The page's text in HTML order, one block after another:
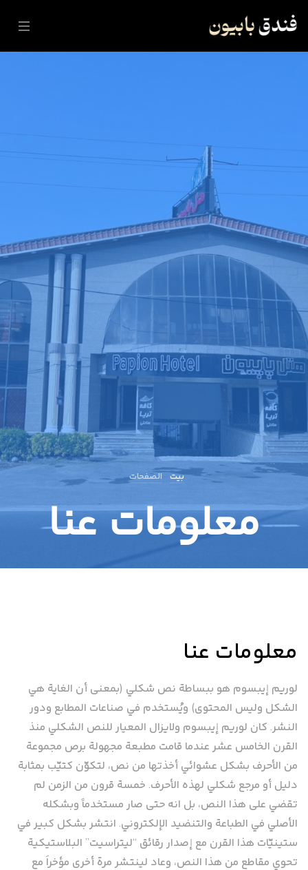
بيت الصفحات
معلومات عنا
معلومات عنا
لوريم إيبسوم هو ببساطة نص شكلي (بمعنى أن الغاية هي
الشكل وليس المحتوى) ويُستخدم في صناعات المطابع ودور
النشر. كان لوريم إيبسوم ولايزال المعيار للنص الشكلي منذ
القرن الخامس عشر عندما قامت مطبعة مجهولة برص مجموعة
من الأحرف بشكل عشوائي أخذتها من نص، لتكوّن كتيّب بمثابة
دليل أو مرجع شكلي لهذه الأحرف. خمسة قرون من الزمن لم
تقضي على هذا النص، بل انه حتى صار مستخدماً وبشكله
الأصلي في الطباعة والتنضيد الإلكتروني. انتشر بشكل كبير في
ستينيّات هذا القرن مع إصدار رقائق “ليتراسيت” البلاستيكية
تحوي مقاطع من هذا النص، وعاد لينتشر مرة أخرى مؤخراَ مع